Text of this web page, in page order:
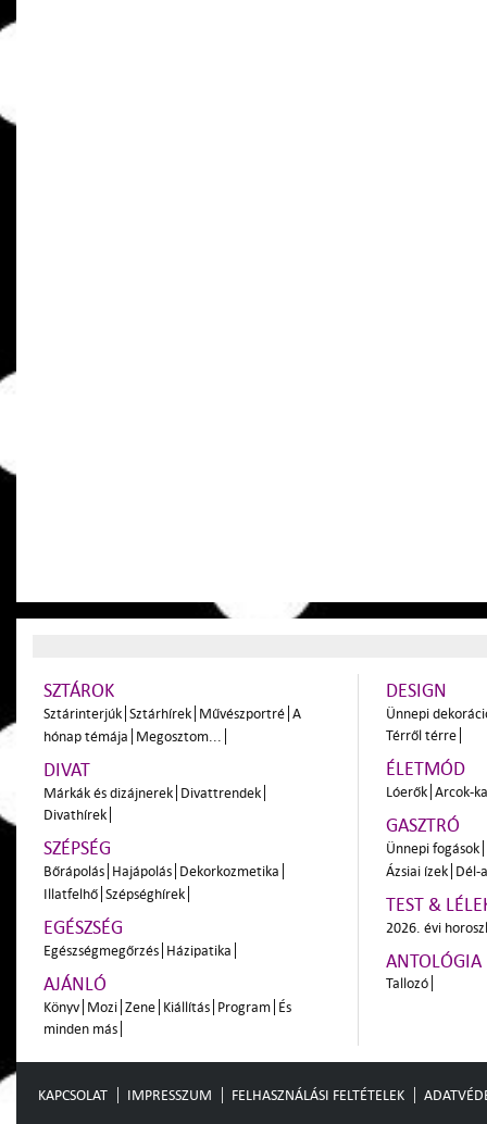
SZTÁROK
Sztárinterjúk Sztárhírek Művészportré A
hónap témája Megosztom...
DIVAT
Márkák és dizájnerek Divattrendek
Divathírek
SZÉPSÉG
Bőrápolás Hajápolás Dekorkozmetika
Illatfelhő Szépséghírek
EGÉSZSÉG
Egészségmegőrzés Házipatika
AJÁNLÓ
Könyv Mozi Zene Kiállítás Program És
minden más
DESIGN
Ünnepi
Térről térre
ÉLETMÓD
Lóerők Arcok-
GASZTRÓ
Ünnepi fogások
Ázsiai ízek Dél-
TEST &
2026. évi
ANTOLÓGIA
Tallozó
KAPCSOLAT IMPRESSZUM FELHASZNÁLÁSI FELTÉTELEK